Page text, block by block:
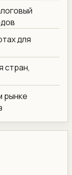
для
стран,
рынке